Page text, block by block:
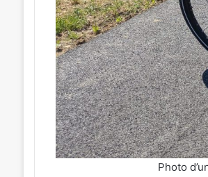
Photo
émotion particulière » :
Roth en cuisine pour le
dîner caritatif de la FIM